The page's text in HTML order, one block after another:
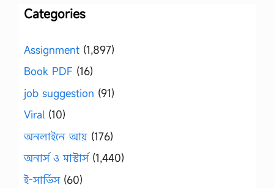
Categories
Assignment (1,897)
Book PDF (16)
job suggestion (91)
Viral (10)
অনলাইনে আয় (176)
অনার্স ও মাস্টার্স(1,440)
ই-সার্ভিস(60)